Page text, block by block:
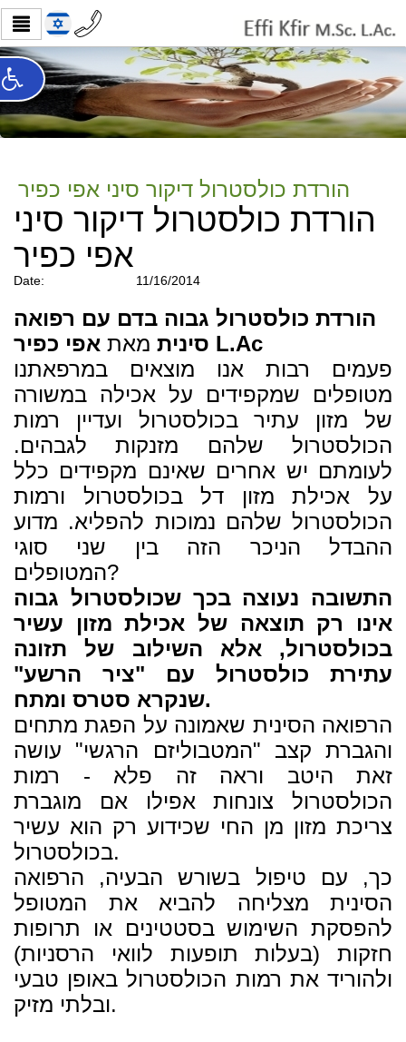
הורדת כולסטרול דיקור סיני אפי כפיר
הורדת כולסטרול דיקור סיני
אפי כפיר
Date: 11/16/2014
הורדת כולסטרול גבוה בדם עם רפואה
סינית מאת
אפי כפיר L.Ac
פעמים רבות אנו מוצאים במרפאתנו
מטופלים שמקפידים על אכילה במשורה
של מזון עתיר בכולסטרול ועדיין רמות
הכולסטרול שלהם מזנקות לגבהים.
לעומתם יש אחרים שאינם מקפידים כלל
על אכילת מזון דל בכולסטרול ורמות
הכולסטרול שלהם נמוכות להפליא. מדוע
ההבדל הניכר הזה בין שני סוגי
המטופלים?
התשובה נעוצה בכך שכולסטרול גבוה
אינו רק תוצאה של אכילת מזון עשיר
בכולסטרול, אלא השילוב של תזונה
עתירת כולסטרול עם "ציר הרשע"
שנקרא סטרס ומתח.
הרפואה הסינית שאמונה על הפגת מתחים
והגברת קצב "המטבוליזם הרגשי" עושה
זאת היטב וראה זה פלא - רמות
הכולסטרול צונחות אפילו אם מוגברת
צריכת מזון מן החי שכידוע רק הוא עשיר
בכולסטרול.
כך, עם טיפול בשורש הבעיה, הרפואה
הסינית מצליחה להביא את המטופל
להפסקת השימוש בסטטינים או תרופות
חזקות (בעלות תופעות לוואי הרסניות)
ולהוריד את רמות הכולסטרול באופן טבעי
ובלתי מזיק.